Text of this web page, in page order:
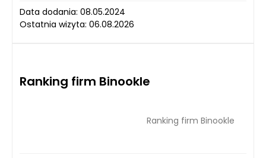
Data dodania: 08.05.2024
Ostatnia wizyta: 06.08.2026
Ranking firm Binookle
Ranking firm Binookle